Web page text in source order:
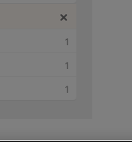
1
1
1